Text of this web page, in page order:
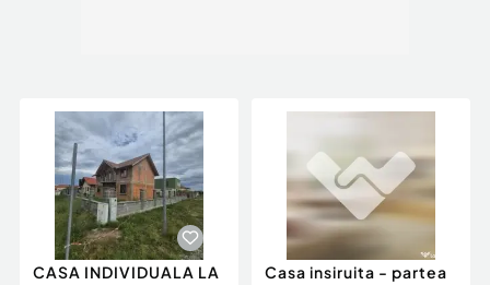
CASA INDIVIDUALA LA
Casa insiruita - partea